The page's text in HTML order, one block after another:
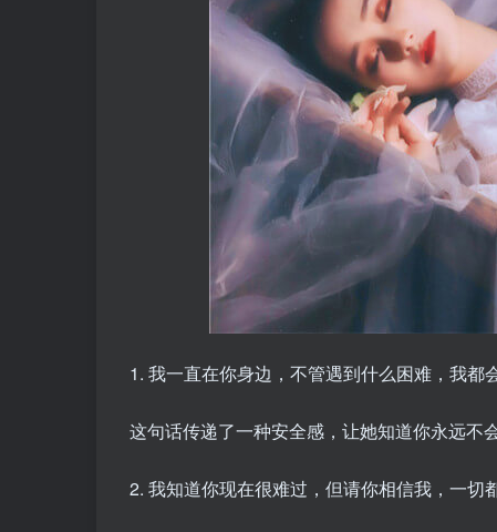
1. 我一直在你身边，不管遇到什么困难，我都
这句话传递了一种安全感，让她知道你永远不
2. 我知道你现在很难过，但请你相信我，一切